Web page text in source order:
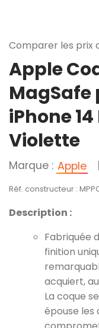
Comparer les prix
Apple
MagSafe
iPhone
Violette
Marque : Apple |
Réf. constructeur :
Description :
Fabriquée
finition
acquiert,
La coque
épouse les